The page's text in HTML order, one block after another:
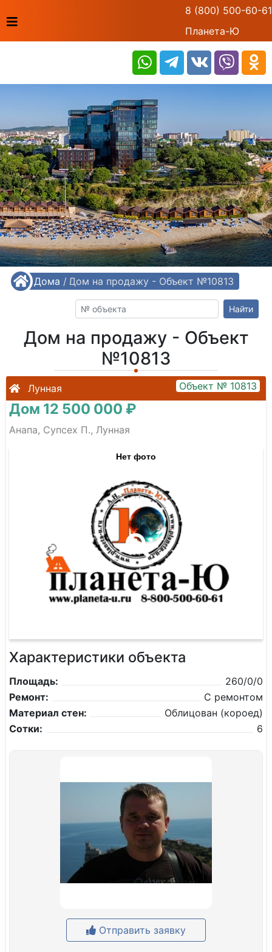
8 (800) 500-60-61
Планета-Ю
/ Дома / Дом на продажу - Объект №10813
Найти
Дом на продажу - Объект
№10813
Лунная Объект № 10813
Дом 12 500 000 ₽
Анапа, Супсех П., Лунная
Нет фото
Характеристики объекта
Площадь:
260/0/0
Ремонт:
С ремонтом
Материал стен:
Облицован (короед)
Сотки:
6
Отправить заявку